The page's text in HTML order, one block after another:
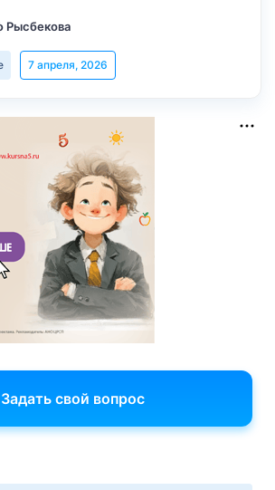
7 апреля, 2026
Задать свой вопрос